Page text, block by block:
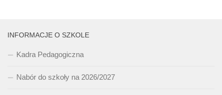
INFORMACJE O SZKOLE
Kadra Pedagogiczna
Nabór do szkoły na 2026/2027